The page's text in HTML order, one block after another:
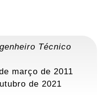
Técnico
março de 2011
de 2021